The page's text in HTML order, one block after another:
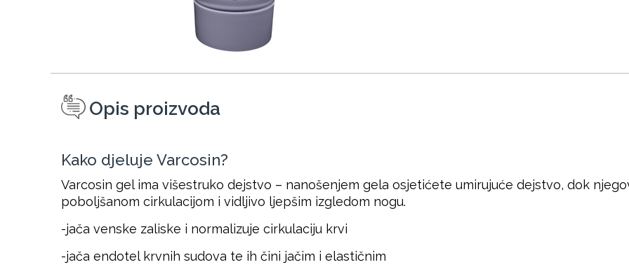
Opis proizvoda
Kako djeluje Varcosin?
Varcosin gel ima višestruko dejstvo – nanošenjem gela osjetićete umirujuće dejstvo, dok
poboljšanom cirkulacijom i vidljivo ljepšim izgledom nogu.
-jača venske zaliske i normalizuje cirkulaciju krvi
-jača endotel krvnih sudova te ih čini jačim i elastičnim